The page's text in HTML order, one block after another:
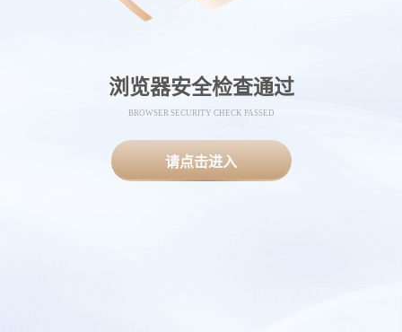
浏览器安全检查通过
BROWSER SECURITY CHECK PASSED
请点击进入